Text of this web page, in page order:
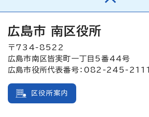
広島市 南区役所
〒734-8522
広島市南区皆実町一丁目5番44号
広島市役所代表番号：082-245-2111
区役所案内